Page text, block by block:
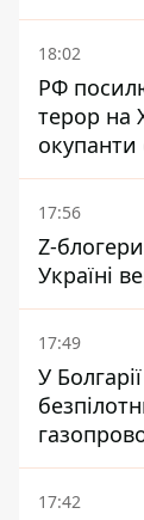
18:02
РФ
терор на
вільно
17:56
Z-
Україні
17:49
У
17:42